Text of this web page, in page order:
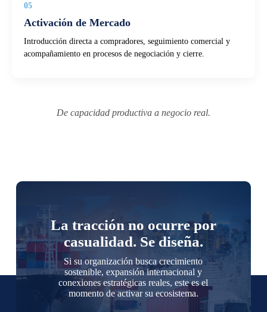
05
Activación de Mercado
Introducción directa a compradores, seguimiento comercial y
acompañamiento en procesos de negociación y cierre.
De capacidad productiva a negocio real.
La tracción no ocurre por
casualidad. Se diseña.
Si su organización busca crecimiento
sostenible, expansión internacional y
conexiones estratégicas reales, este es el
momento de activar su ecosistema.